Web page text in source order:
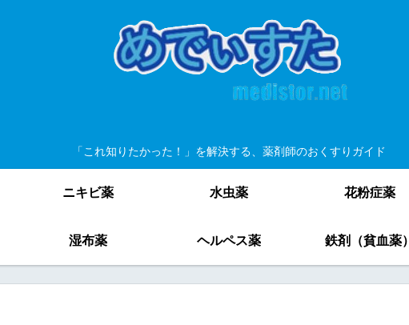
「これ知りたかった！」を解決する、薬剤師のおくすりガイド
ニキビ薬 水虫薬 花粉症薬
湿布薬 ヘルペス薬 鉄剤（貧血薬）